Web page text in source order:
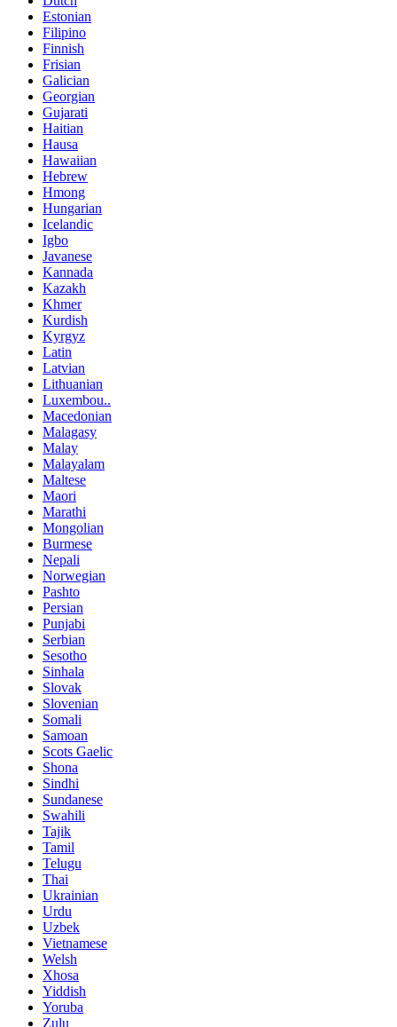
Estonian
Filipino
Finnish
Frisian
Galician
Georgian
Gujarati
Haitian
Hausa
Hawaiian
Hebrew
Hmong
Hungarian
Icelandic
Igbo
Javanese
Kannada
Kazakh
Khmer
Kurdish
Kyrgyz
Latin
Latvian
Lithuanian
Luxembou..
Macedonian
Malagasy
Malay
Malayalam
Maltese
Maori
Marathi
Mongolian
Burmese
Nepali
Norwegian
Pashto
Persian
Punjabi
Serbian
Sesotho
Sinhala
Slovak
Slovenian
Somali
Samoan
Scots Gaelic
Shona
Sindhi
Sundanese
Swahili
Tajik
Tamil
Telugu
Thai
Ukrainian
Urdu
Uzbek
Vietnamese
Welsh
Xhosa
Yiddish
Yoruba
Zulu